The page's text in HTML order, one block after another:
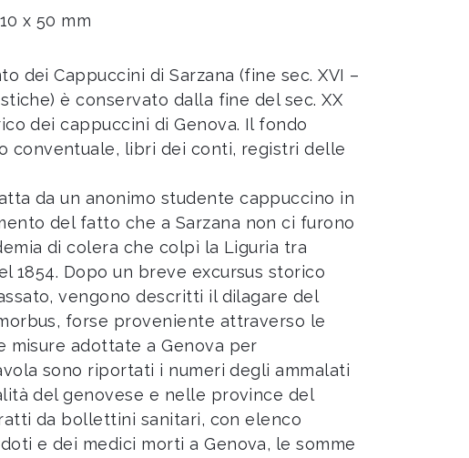
x 50 mm
dei Cappuccini di Sarzana (fine sec. XVI –
è conservato dalla fine del sec. XX
dei cappuccini di Genova. Il fondo
conventuale, libri dei conti, registri delle
da un anonimo studente cappuccino in
del fatto che a Sarzana non ci furono
di colera che colpì la Liguria tra
1854. Dopo un breve excursus storico
vengono descritti il dilagare del
forse proveniente attraverso le
misure adottate a Genova per
sono riportati i numeri degli ammalati
del genovese e nelle province del
da bollettini sanitari, con elenco
e dei medici morti a Genova, le somme